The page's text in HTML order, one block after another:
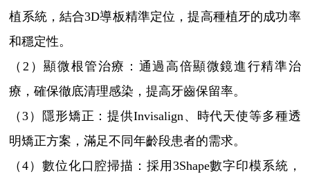
植系統，結合3D導板精準定位，提高種植牙的成功率
和穩定性。
（2）顯微根管治療：通過高倍顯微鏡進行精準治
療，確保徹底清理感染，提高牙齒保留率。
（3）隱形矯正：提供Invisalign、時代天使等多種透
明矯正方案，滿足不同年齡段患者的需求。
（4）數位化口腔掃描：採用3Shape數字印模系統，